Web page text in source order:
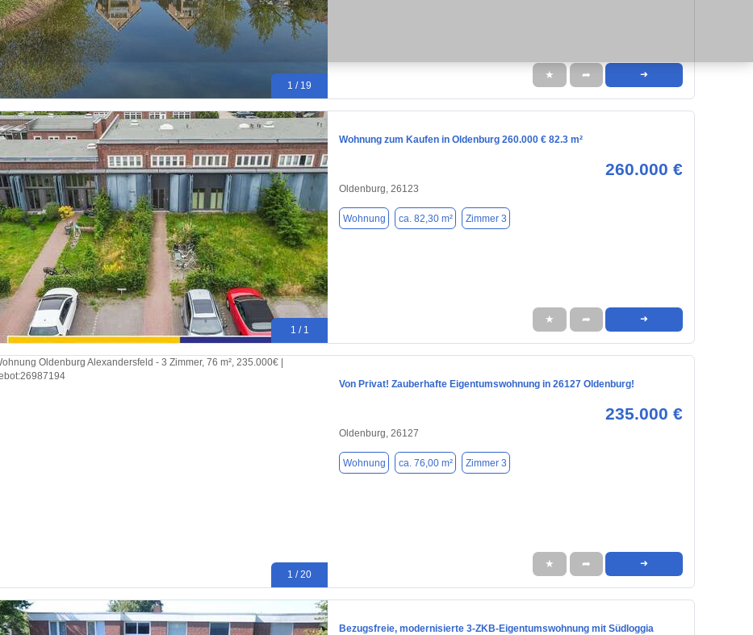
1 / 19
★ ➦ ➜
1 / 1
Wohnung zum Kaufen in Oldenburg 260.000 € 82.3 m²
260.000 €
Oldenburg, 26123
Wohnung ca. 82,30 m² Zimmer 3
★ ➦ ➜
1 / 20
Von Privat! Zauberhafte Eigentumswohnung in 26127 Oldenburg!
235.000 €
Oldenburg, 26127
Wohnung ca. 76,00 m² Zimmer 3
★ ➦ ➜
Bezugsfreie, modernisierte 3-ZKB-Eigentumswohnung mit Südloggia